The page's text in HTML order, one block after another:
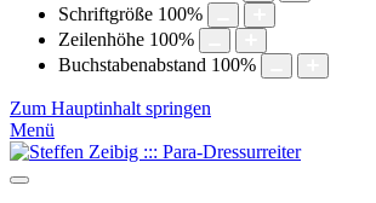
Schriftgröße 100%
Zeilenhöhe 100%
Buchstabenabstand 100%
Zum Hauptinhalt springen
Menü